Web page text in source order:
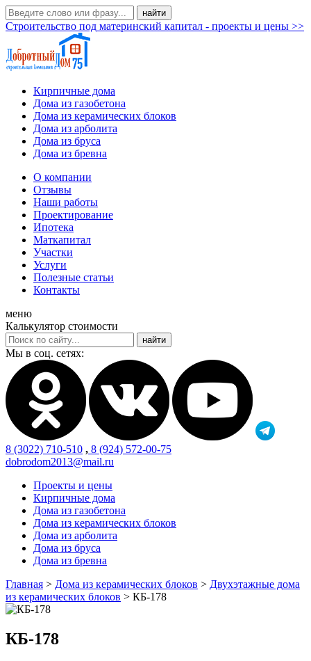
Строительство под материнский капитал - проекты и цены >>
Кирпичные дома
Дома из газобетона
Дома из керамических блоков
Дома из арболита
Дома из бруса
Дома из бревна
О компании
Отзывы
Наши работы
Проектирование
Ипотека
Маткапитал
Участки
Услуги
Полезные статьи
Контакты
меню
Калькулятор стоимости
Мы в соц. сетях:
8 (3022) 710-510 , 8 (924) 572-00-75
dobrodom2013@mail.ru
Проекты и цены
Кирпичные дома
Дома из газобетона
Дома из керамических блоков
Дома из арболита
Дома из бруса
Дома из бревна
Главная > Дома из керамических блоков > Двухэтажные дома
из керамических блоков > КБ-178
КБ-178